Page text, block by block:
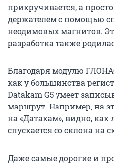
прикручивается, а
держателем с помощью
неодимовых магнитов.
разработка также
Благодаря модулю
как у большинства
Datakam G5 умеет
маршрут. Например, на
на «Датакам», видно,
спускается со склона на
Даже самые дорогие и